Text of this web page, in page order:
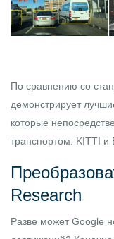
По сравнению со
демонстрирует
которые
транспортом: KITTI и
Research
Разве может Google